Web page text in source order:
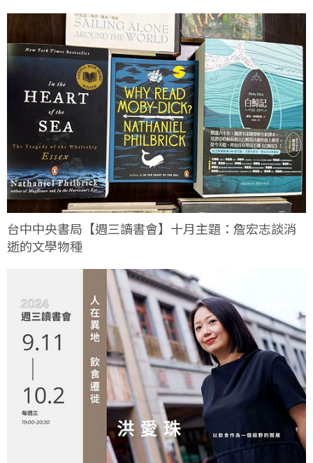
台中中央書局【週三讀書會】十月主題：詹宏志談消
逝的文學物種